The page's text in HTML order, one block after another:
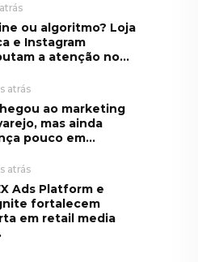
ou algoritmo? Loja
e Instagram
a atenção no...
atrás
ao marketing
mas ainda
pouco em...
atrás
Ads Platform e
fortalecem
em retail media